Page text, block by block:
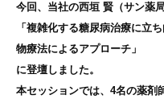
今回、当社の西垣 賢（サン薬
「複雑化する糖尿病治療に立
物療法によるアプローチ」
に登壇しました。
本セッションでは、4名の薬剤